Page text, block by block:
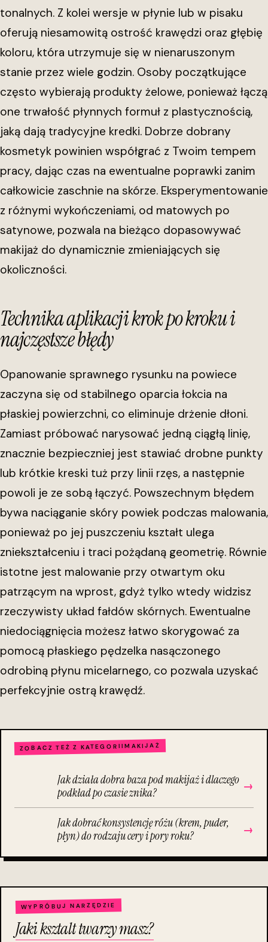
tonalnych. Z kolei wersje w płynie lub w pisaku
oferują niesamowitą ostrość krawędzi oraz głębię
koloru, która utrzymuje się w nienaruszonym
stanie przez wiele godzin. Osoby początkujące
często wybierają produkty żelowe, ponieważ łączą
one trwałość płynnych formuł z plastycznością,
jaką dają tradycyjne kredki. Dobrze dobrany
kosmetyk powinien współgrać z Twoim tempem
pracy, dając czas na ewentualne poprawki zanim
całkowicie zaschnie na skórze. Eksperymentowanie
z różnymi wykończeniami, od matowych po
satynowe, pozwala na bieżąco dopasowywać
makijaż do dynamicznie zmieniających się
okoliczności.
Technika aplikacji krok po kroku i
najczęstsze błędy
Opanowanie sprawnego rysunku na powiece
zaczyna się od stabilnego oparcia łokcia na
płaskiej powierzchni, co eliminuje drżenie dłoni.
Zamiast próbować narysować jedną ciągłą linię,
znacznie bezpieczniej jest stawiać drobne punkty
lub krótkie kreski tuż przy linii rzęs, a następnie
powoli je ze sobą łączyć. Powszechnym błędem
bywa naciąganie skóry powiek podczas malowania,
ponieważ po jej puszczeniu kształt ulega
zniekształceniu i traci pożądaną geometrię. Równie
istotne jest malowanie przy otwartym oku
patrzącym na wprost, gdyż tylko wtedy widzisz
rzeczywisty układ fałdów skórnych. Ewentualne
niedociągnięcia możesz łatwo skorygować za
pomocą płaskiego pędzelka nasączonego
odrobiną płynu micelarnego, co pozwala uzyskać
perfekcyjnie ostrą krawędź.
ZOBACZ TEŻ Z KATEGORIIMAKIJAŻ
Jak działa dobra baza pod makijaż i dlaczego
podkład po czasie znika?
→
Jak dobrać konsystencję różu (krem, puder,
płyn) do rodzaju cery i pory roku?
→
WYPRÓBUJ NARZĘDZIE
Jaki ksztalt twarzy masz?